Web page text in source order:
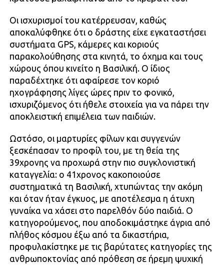
Οι ισχυρισμοί του κατέρρευσαν, καθώς
αποκαλύφθηκε ότι ο δράστης είχε εγκαταστήσει
συστήματα GPS, κάμερες και κοριούς
παρακολούθησης στα κινητά, το όχημα και τους
χώρους όπου κινείτο η Βασιλική. Ο ίδιος
παραδέχτηκε ότι αφαίρεσε τον κοριό
ηχογράφησης λίγες ώρες πριν το φονικό,
ισχυριζόμενος ότι ήθελε στοιχεία για να πάρει την
αποκλειστική επιμέλεια των παιδιών.
Ωστόσο, οι μαρτυρίες φίλων και συγγενών
ξεσκέπασαν το προφίλ του, με τη θεία της
39χρονης να προχωρά στην πιο συγκλονιστική
καταγγελία: ο 41χρονος κακοποιούσε
συστηματικά τη Βασιλική, χτυπώντας την ακόμη
και όταν ήταν έγκυος, με αποτέλεσμα η άτυχη
γυναίκα να χάσει στο παρελθόν δύο παιδιά. Ο
κατηγορούμενος, που αποδοκιμάστηκε άγρια από
πλήθος κόσμου έξω από τα δικαστήρια,
προφυλακίστηκε με τις βαρύτατες κατηγορίες της
ανθρωποκτονίας από πρόθεση σε ήρεμη ψυχική